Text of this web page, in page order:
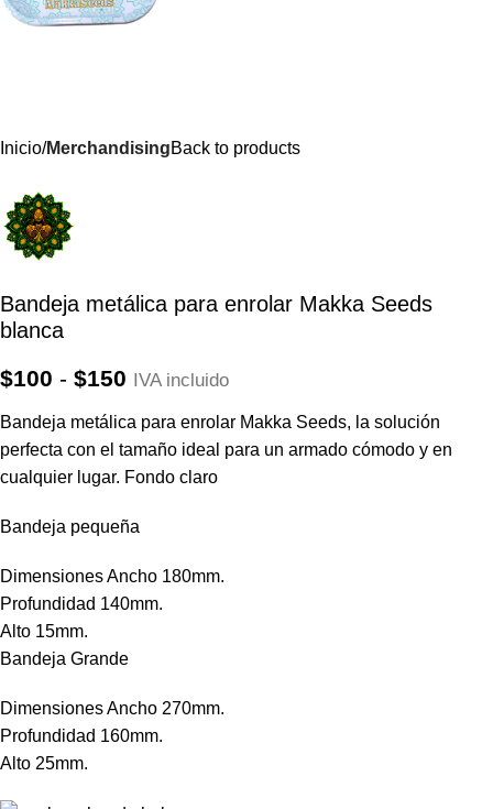
Inicio MerchandisingBack to products
Bandeja metálica para enrolar Makka Seeds
blanca
$100 - $150 IVA incluido
Bandeja metálica para enrolar Makka Seeds, la solución
perfecta con el tamaño ideal para un armado cómodo y en
cualquier lugar. Fondo claro
Bandeja pequeña
Dimensiones Ancho 180mm.
Profundidad 140mm.
Alto 15mm.
Bandeja Grande
Dimensiones Ancho 270mm.
Profundidad 160mm.
Alto 25mm.